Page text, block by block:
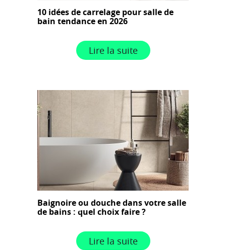
10 idées de carrelage pour salle de
bain tendance en 2026
Lire la suite
Baignoire ou douche dans votre salle
de bains : quel choix faire ?
Lire la suite